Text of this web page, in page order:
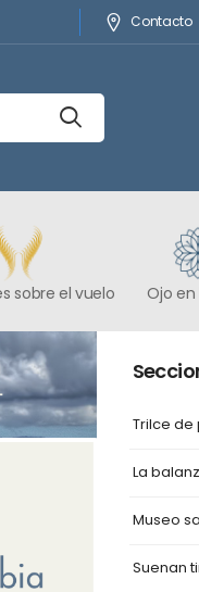
Contacto
sobre el vuelo Ojo
Trilce
La
Museo
Suenan